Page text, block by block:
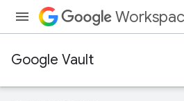
Google Vault